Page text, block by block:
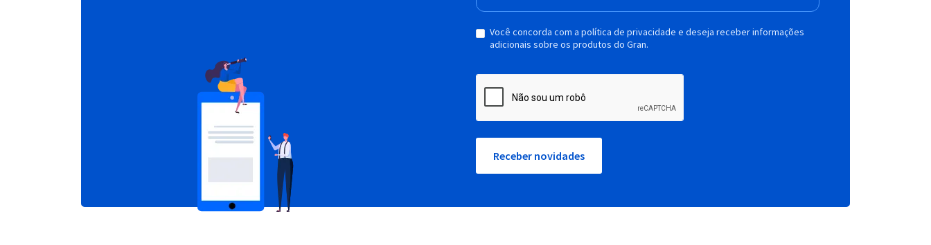
Você concorda com a política de privacidade e deseja receber informações
adicionais sobre os produtos do Gran.
Receber novidades